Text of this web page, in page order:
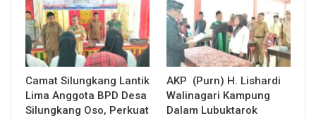
Camat Silungkang Lantik
Lima Anggota BPD Desa
Silungkang Oso, Perkuat
AKP (Purn) H. Lishardi
Walinagari Kampung
Dalam Lubuktarok